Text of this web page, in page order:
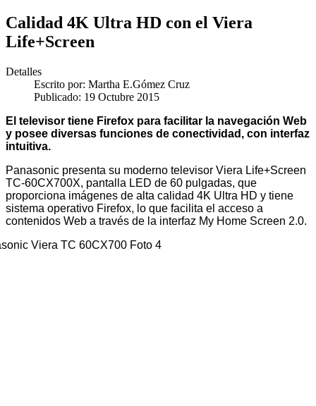
Calidad 4K Ultra HD con el Viera
Life+Screen
Detalles
Escrito por: Martha E.Gómez Cruz
Publicado: 19 Octubre 2015
El televisor tiene Firefox para facilitar la navegación Web
y posee diversas funciones de conectividad, con interfaz
intuitiva.
Panasonic presenta su moderno televisor Viera Life+Screen
TC-60CX700X, pantalla LED de 60 pulgadas, que
proporciona imágenes de alta calidad 4K Ultra HD y tiene
sistema operativo Firefox, lo que facilita el acceso a
contenidos Web a través de la interfaz My Home Screen 2.0.